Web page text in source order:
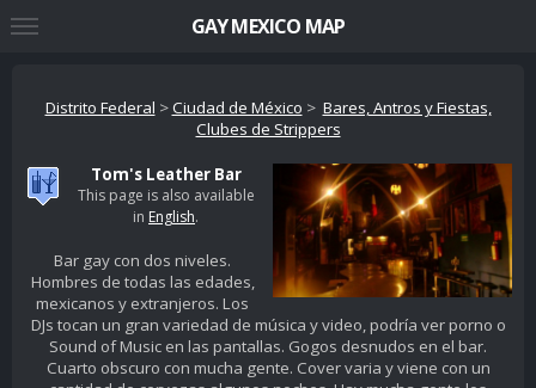
Distrito Federal >Ciudad de México > Bares, Antros y Fiestas,
Clubes de Strippers
Tom's Leather Bar
This page is also available
in English.
Bar gay con dos niveles.
Hombres de todas las edades,
mexicanos y extranjeros. Los
DJs tocan un gran variedad de música y video, podría ver porno o
Sound of Music en las pantallas. Gogos desnudos en el bar.
Cuarto obscuro con mucha gente. Cover varia y viene con un
GAY MEXICO MAP